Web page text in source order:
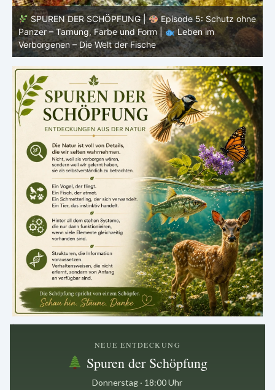
SPUREN DER SCHÖPFUNG |
Episode 4: Kalt, aber
lebendig – Leben ohne konstante Körpertemperatur |
Leben im Verborgenen – Die Welt der Fische
.
NEUE ENTDECKUNG
Spuren der Schöpfung
Donnerstag · 18:00 Uhr